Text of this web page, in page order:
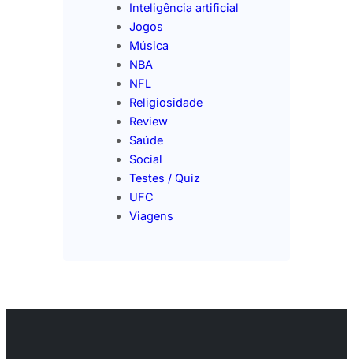
Inteligência artificial
Jogos
Música
NBA
NFL
Religiosidade
Review
Saúde
Social
Testes / Quiz
UFC
Viagens